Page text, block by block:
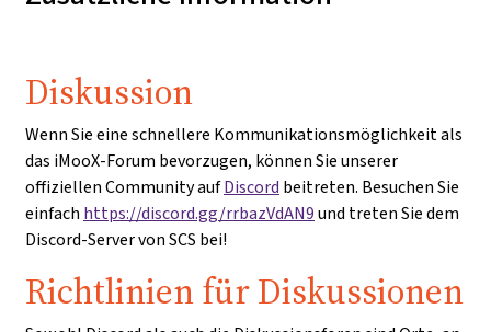
Diskussion
Wenn Sie eine schnellere Kommunikationsmöglichkeit als
das iMooX-Forum bevorzugen, können Sie unserer
offiziellen Community aufDiscord beitreten. Besuchen Sie
einfach https://discord.gg/rrbazVdAN9und treten Sie dem
Discord-Server von SCS bei!
Richtlinien für Diskussionen